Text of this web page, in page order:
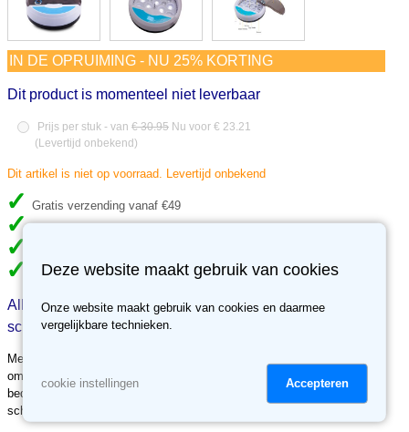
IN DE OPRUIMING - NU 25% KORTING
Dit product is momenteel niet leverbaar
Prijs per stuk - van € 30.95 Nu voor € 23.21
(Levertijd onbekend)
Dit artikel is niet op voorraad. Levertijd onbekend
Gratis verzending vanaf €49
Meer dan 70.000 klanten gingen je voor
30 dagen retour recht, niet tevreden, geld terug.
Alles over Broedmachine voor 9 kippeneieren met
schouwlamp
Met deze broedmachine kunt u eieren laten uitkomen in een warme
omgeving. U kunt een geschikte temperatuur instellen door op de
bedieningsknoppen te drukken en de gegevens bekijken op het LED-
scherm.
Deze website maakt gebruik van cookies
Onze website maakt gebruik van cookies en daarmee
vergelijkbare technieken.
cookie instellingen Accepteren